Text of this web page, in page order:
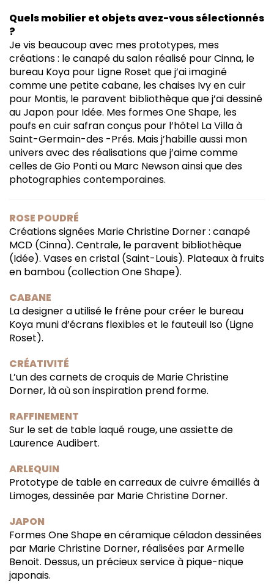
Quels mobilier et objets avez-vous sélectionnés
?
Je vis beaucoup avec mes prototypes, mes
créations : le canapé du salon réalisé pour Cinna, le
bureau Koya pour Ligne Roset que j’ai imaginé
comme une petite cabane, les chaises Ivy en cuir
pour Montis, le paravent bibliothèque que j’ai dessiné
au Japon pour Idée. Mes formes One Shape, les
poufs en cuir safran conçus pour l’hôtel La Villa à
Saint-Germain-des -Prés. Mais j’habille aussi mon
univers avec des réalisations que j’aime comme
celles de Gio Ponti ou Marc Newson ainsi que des
photographies contemporaines.
ROSE POUDRÉ
Créations signées Marie Christine Dorner : canapé
MCD (Cinna). Centrale, le paravent bibliothèque
(Idée). Vases en cristal (Saint-Louis). Plateaux à fruits
en bambou (collection One Shape).
CABANE
La designer a utilisé le frêne pour créer le bureau
Koya muni d’écrans flexibles et le fauteuil Iso (Ligne
Roset).
CRÉATIVITÉ
L’un des carnets de croquis de Marie Christine
Dorner, là où son inspiration prend forme.
RAFFINEMENT
Sur le set de table laqué rouge, une assiette de
Laurence Audibert.
ARLEQUIN
Prototype de table en carreaux de cuivre émaillés à
Limoges, dessinée par Marie Christine Dorner.
JAPON
Formes One Shape en céramique céladon dessinées
par Marie Christine Dorner, réalisées par Armelle
Benoit. Dessus, un précieux service à pique-nique
japonais.